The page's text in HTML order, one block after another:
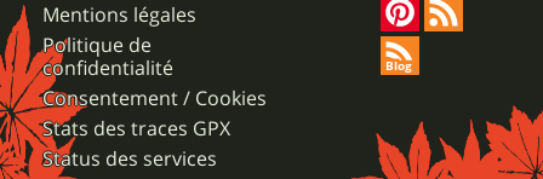
Mentions légales
Politique de
confidentialité
Consentement / Cookies
Stats des traces GPX
Status des services